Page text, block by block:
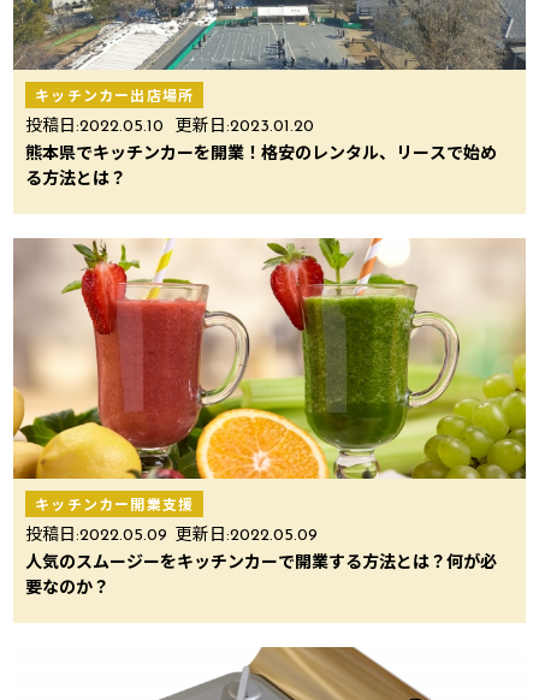
キッチンカー出店場所
投稿日:2022.05.10 更新日:2023.01.20
熊本県でキッチンカーを開業！格安のレンタル、リースで始め
る方法とは？
キッチンカー開業支援
投稿日:2022.05.09 更新日:2022.05.09
人気のスムージーをキッチンカーで開業する方法とは？何が必
要なのか？